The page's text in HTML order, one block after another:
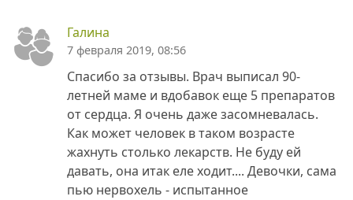
Галина
7 февраля 2019, 08:56
Спасибо за отзывы. Врач выписал 90-
летней маме и вдобавок еще 5 препаратов
от сердца. Я очень даже засомневалась.
Как может человек в таком возрасте
жахнуть столько лекарств. Не буду ей
давать, она итак еле ходит.... Девочки, сама
пью нервохель - испытанное